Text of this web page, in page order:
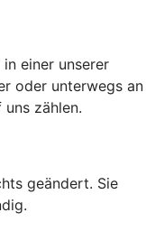
einer unserer
oder unterwegs an
zählen.
geändert. Sie